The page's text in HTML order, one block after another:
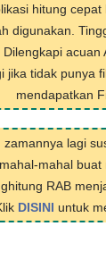
hitung cepat
digunakan.
acuan
jika tidak punya
mendapatkan
lagi
mahal
RAB
DISINI untuk